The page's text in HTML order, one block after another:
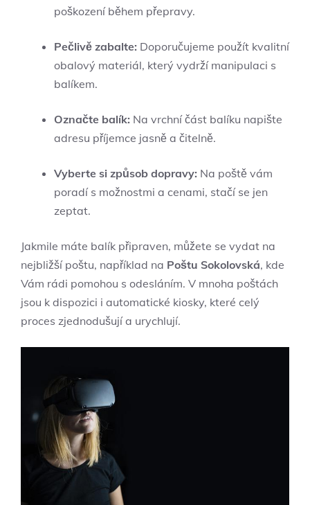
poškození během přepravy.
Pečlivě zabalte: Doporučujeme použít kvalitní
obalový materiál, který vydrží manipulaci s
balíkem.
Označte balík: Na vrchní část balíku napište
adresu příjemce jasně a čitelně.
Vyberte si způsob dopravy: Na poště vám
poradí s možnostmi a cenami, stačí se jen
zeptat.
Jakmile máte balík připraven, můžete se vydat na
nejbližší poštu, například na Poštu Sokolovská, kde
Vám rádi pomohou s odesláním. V mnoha poštách
jsou k dispozici i automatické kiosky, které celý
proces zjednodušují a urychlují.